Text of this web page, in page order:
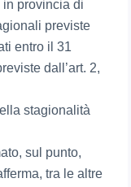
provincia di
previste
entro il 31
dall’art. 2,
stagionalità
sul punto,
tra le altre